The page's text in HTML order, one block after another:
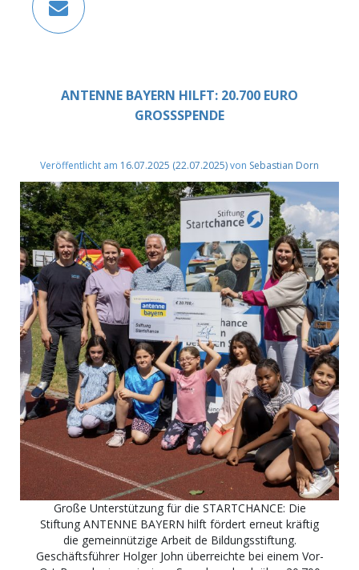
ANTENNE BAYERN HILFT: 20.700 EURO
GROSSSPENDE
Veröffentlicht am 16.07.2025 (22.07.2025)von Sebastian Dorn
Große Unterstützung für die STARTCHANCE: Die
Stiftung ANTENNE BAYERN hilft fördert erneut kräftig
die gemeinnützige Arbeit de Bildungsstiftung.
Geschäftsführer Holger John überreichte bei einem Vor-